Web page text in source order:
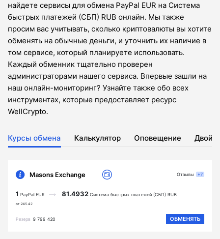
найдете сервисы для обмена PayPal EUR на Система
быстрых платежей (СБП) RUB онлайн. Мы также
просим вас учитывать, сколько криптовалюты вы хотите
обменять на обычные деньги, и уточнить их наличие в
том сервисе, который планируете использовать.
Каждый обменник тщательно проверен
администраторами нашего сервиса. Впервые зашли на
наш онлайн-мониторинг? Узнайте также обо всех
инструментах, которые предоставляет ресурс
WellCrypto.
Курсы обмена Калькулятор Оповещение
Masons Exchange
1 PayPal EUR
от 245.42
81.4932 Система быстрых платежей (СБП) RUB
Резерв 9 799 420 ОБМЕНЯТЬ
Отзывы +7